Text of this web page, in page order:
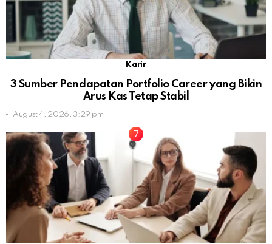
Karir
3 Sumber Pendapatan Portfolio Career yang Bikin
Arus Kas Tetap Stabil
August 4, 2026, 3:29 pm